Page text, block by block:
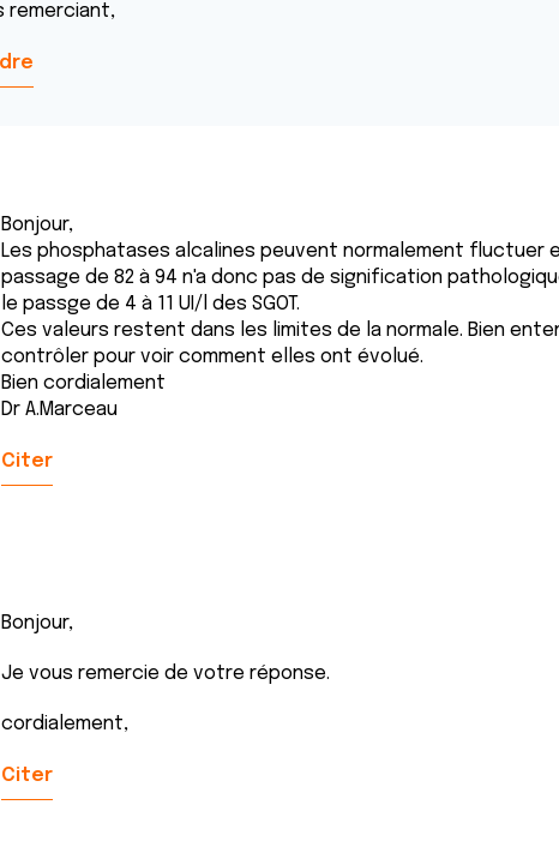
remerciant,
Bonjour,
Les phosphatases alcalines peuvent normalement fluctuer
passage de 82 à 94 n'a donc pas de signification
le passge de 4 à 11 UI/l des SGOT.
Ces valeurs restent dans les limites de la normale. Bien
contrôler pour voir comment elles ont évolué.
Bien cordialement
Dr A.Marceau
Citer
Bonjour,
Je vous remercie de votre réponse.
cordialement,
Citer